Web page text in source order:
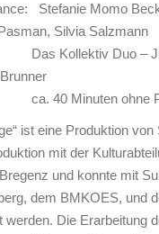
Stefanie Momo
Silvia Salzmann
Duo –
Minuten ohne
ist eine Produktion von
mit der
und konnte mit
dem BMKOES, und
werden. Die Erarbeitung